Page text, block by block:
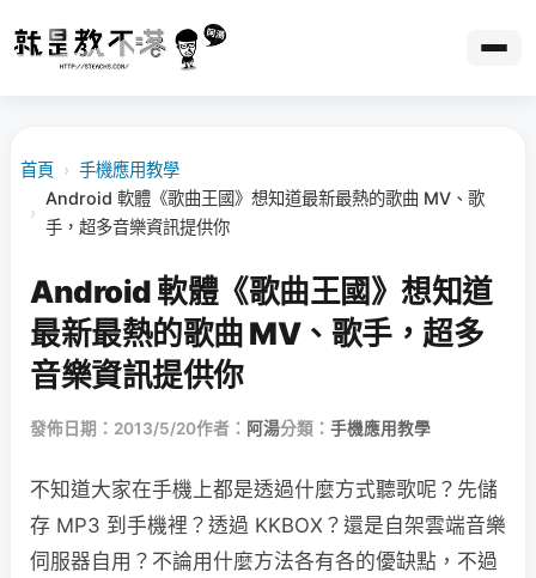
首頁 › 手機應用教學
›
Android 軟體《歌曲王國》想知道最新最熱的歌曲 MV、歌
手，超多音樂資訊提供你
Android 軟體《歌曲王國》想知道
最新最熱的歌曲 MV、歌手，超多
音樂資訊提供你
發佈日期：2013/5/20作者： 阿湯分類： 手機應用教學
不知道大家在手機上都是透過什麼方式聽歌呢？先儲
存 MP3 到手機裡？透過 KKBOX？還是自架雲端音樂
伺服器自用？不論用什麼方法各有各的優缺點，不過